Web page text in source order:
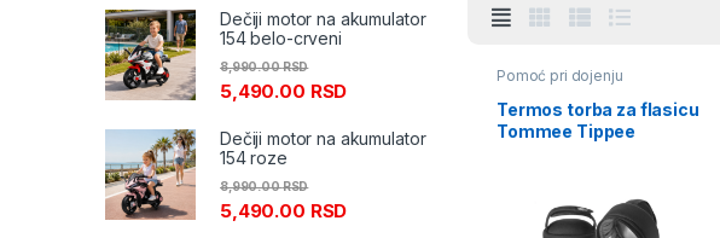
Pomoć pri dojenju
Termos torba za flasicu
Tommee Tippee
Dečiji motor na akumulator
154 belo-crveni
5,490.00 RSD
8,990.00RSD
Dečiji motor na akumulator
154 roze
5,490.00 RSD
8,990.00RSD